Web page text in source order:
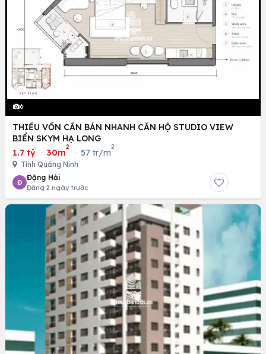
6
THIẾU VỐN CẦN BÁN NHANH CĂN HỘ STUDIO VIEW
BIỂN SKYM HẠ LONG
1.7 tỷ · 30m
2
· 57 tr/m
2
Tỉnh Quảng Ninh
Đ
Đặng Hải
Đăng 2 ngày trước